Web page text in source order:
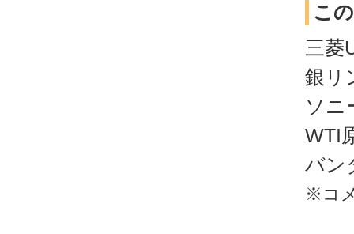
こ
三菱
銀リ
ソニ
WTI
バン
※コ